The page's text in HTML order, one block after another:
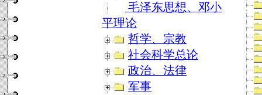
毛泽东思想、邓小
平理论
哲学、宗教
社会科学总论
政治、法律
军事